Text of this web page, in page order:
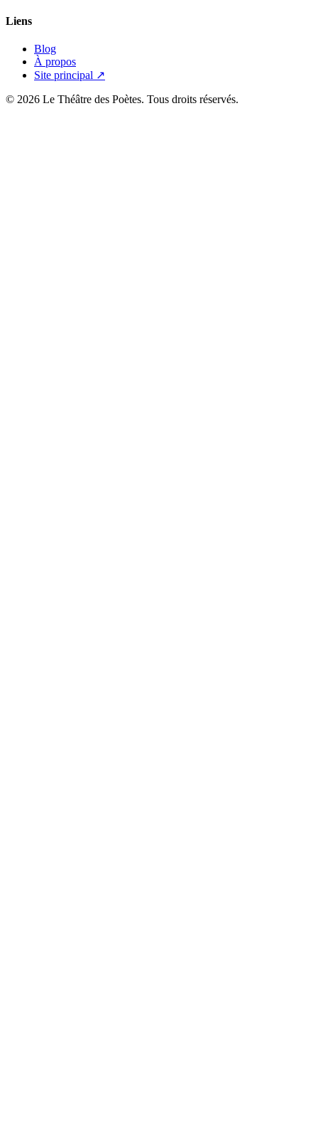
Liens
Blog
À propos
Site principal ↗
© 2026 Le Théâtre des Poètes. Tous droits réservés.